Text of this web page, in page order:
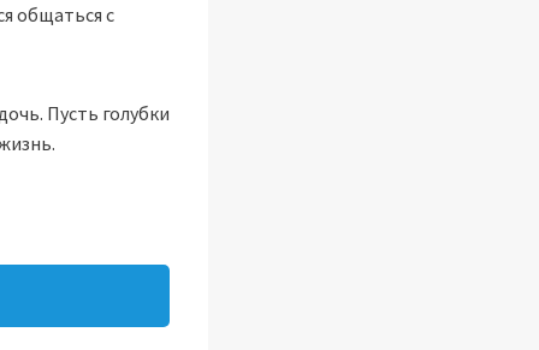
общаться с
Пусть голубки